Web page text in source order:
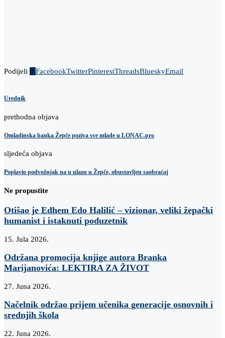
Podijeli 0 FacebookTwitterPinterestThreadsBlueskyEmail
Urednik
prethodna objava
Omladinska banka Žepče poziva sve mlade u LONAC.pro
sljedeća objava
Poplavio podvožnjak na u ulazu u Žepče, obustavljen saobraćaj
Ne propustite
Otišao je Edhem Edo Halilić – vizionar, veliki žepački
humanist i istaknuti poduzetnik
15. Jula 2026.
Održana promocija knjige autora Branka
Marijanovića: LEKTIRA ZA ŽIVOT
27. Juna 2026.
Načelnik održao prijem učenika generacije osnovnih i
srednjih škola
22. Juna 2026.